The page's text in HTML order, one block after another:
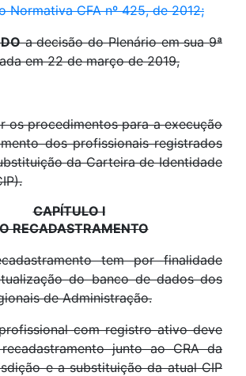
Normativa CFA nº 425, de 2012;
a decisão do Plenário em sua 9ª
em 22 de março de 2019,
os procedimentos para a execução
dos profissionais registrados
da Carteira de Identidade
CAPÍTULO I
RECADASTRAMENTO
tem por finalidade
do banco de dados dos
de Administração.
com registro ativo deve
junto ao CRA da
e a substituição da atual CIP